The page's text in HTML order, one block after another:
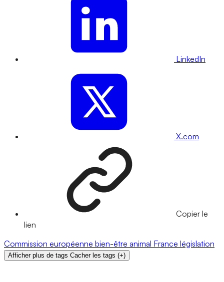
LinkedIn
X.com
Copier le
lien
Commission européenne bien-être animal France législation
Afficher plus de tags Cacher les tags (+)